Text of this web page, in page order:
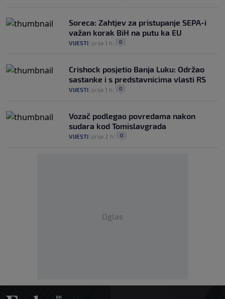
Soreca: Zahtjev za pristupanje SEPA-i
važan korak BiH na putu ka EU
VIJESTI prije 1 h 0
Crishock posjetio Banja Luku: Održao
sastanke i s predstavnicima vlasti RS
VIJESTI prije 1 h 0
Vozač podlegao povredama nakon
sudara kod Tomislavgrada
VIJESTI prije 2 h 0
Oglas